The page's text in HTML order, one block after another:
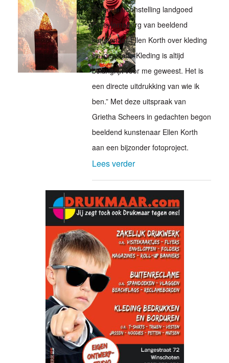
Zomertentoonstelling landgoed
Fraeylemaborg van beeldend
kunstenaar Ellen Korth over kleding
en identiteit. “Kleding is altijd
belangrijk voor me geweest. Het is
een directe uitdrukking van wie ik
ben.” Met deze uitspraak van
Grietha Scheers in gedachten begon
beeldend kunstenaar Ellen Korth
aan een bijzonder fotoproject.
Lees verder